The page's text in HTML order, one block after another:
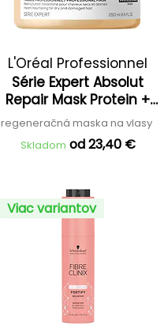
L'Oréal Professionnel
Série Expert Absolut
Repair Mask Protein +
Gold Quinoa
regeneračná maska na vlasy
Skladom od 23,40 €
Viac variantov